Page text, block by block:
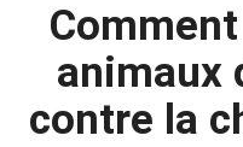
animaux
contre la